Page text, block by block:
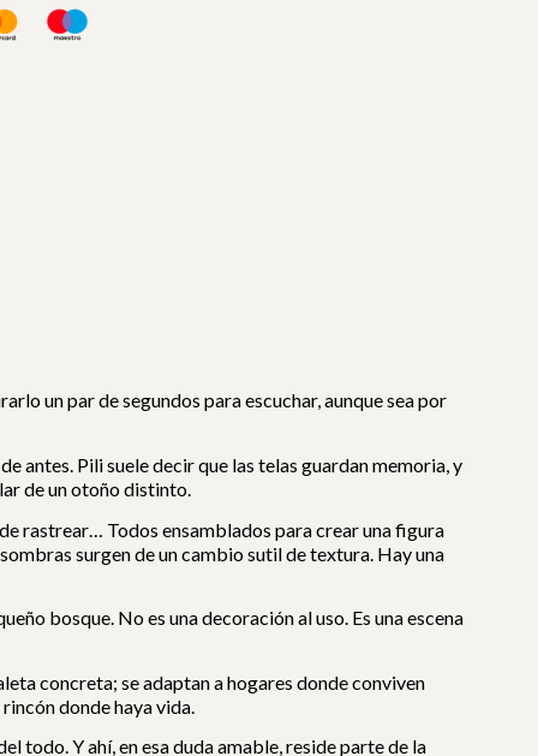
un par de segundos para escuchar, aunque sea por
antes. Pili suele decir que las telas guardan memoria, y
de un otoño distinto.
rastrear… Todos ensamblados para crear una figura
surgen de un cambio sutil de textura. Hay una
bosque. No es una decoración al uso. Es una escena
concreta; se adaptan a hogares donde conviven
donde haya vida.
todo. Y ahí, en esa duda amable, reside parte de la